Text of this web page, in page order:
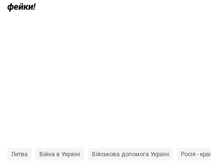
фейки!
Литва Війна в Україні Військова допомога Україні Росія -